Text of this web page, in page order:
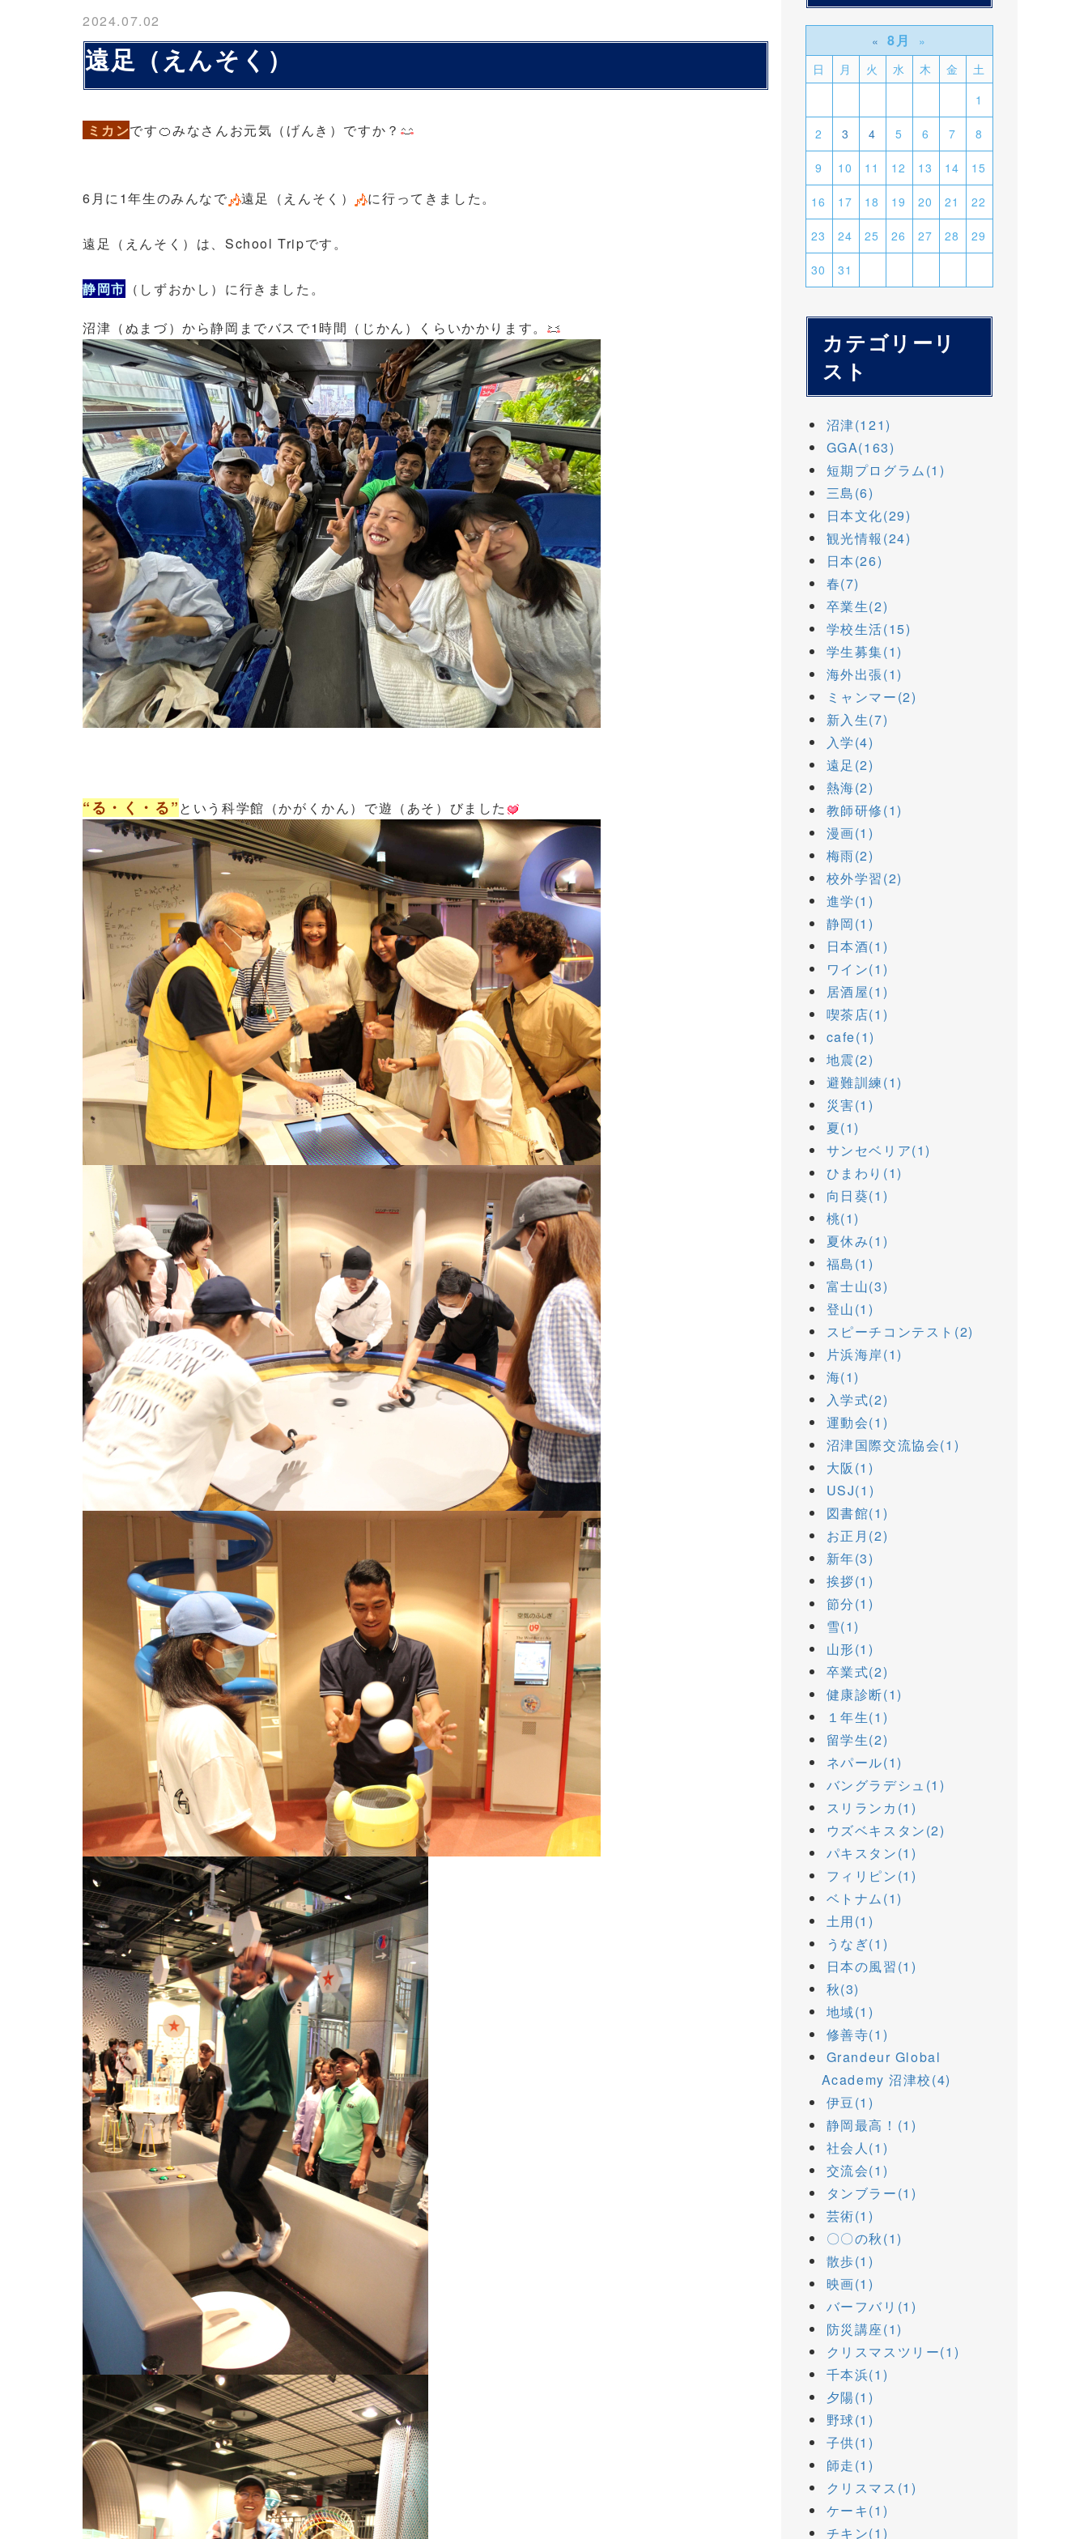
2024.07.02
遠足（えんそく）
ミカンです🍊みなさんお元気（げんき）ですか？
6月に1年生のみんなで 遠足（えんそく） に行ってきました。
遠足（えんそく）は、School Tripです。
静岡市 （しずおかし）に行きました。
沼津（ぬまづ）から静岡までバスで1時間（じかん）くらいかかります。
“る・く・る”という科学館（かがくかん）で遊（あそ）びました
« 8月
»
日
月 火 水 木 金
土
1
2 3 4 5 6 7 8
9 10 11 12 13 14 15
16 17 18 19 20 21 22
23 24 25 26 27 28 29
30 31
カテゴリーリ
スト
沼津(121)
GGA(163)
短期プログラム(1)
三島(6)
日本文化(29)
観光情報(24)
日本(26)
春(7)
卒業生(2)
学校生活(15)
学生募集(1)
海外出張(1)
ミャンマー(2)
新入生(7)
入学(4)
遠足(2)
熱海(2)
教師研修(1)
漫画(1)
梅雨(2)
校外学習(2)
進学(1)
静岡(1)
日本酒(1)
ワイン(1)
居酒屋(1)
喫茶店(1)
cafe(1)
地震(2)
避難訓練(1)
災害(1)
夏(1)
サンセベリア(1)
ひまわり(1)
向日葵(1)
桃(1)
夏休み(1)
福島(1)
富士山(3)
登山(1)
スピーチコンテスト(2)
片浜海岸(1)
海(1)
入学式(2)
運動会(1)
沼津国際交流協会(1)
大阪(1)
USJ(1)
図書館(1)
お正月(2)
新年(3)
挨拶(1)
節分(1)
雪(1)
山形(1)
卒業式(2)
健康診断(1)
１年生(1)
留学生(2)
ネパール(1)
バングラデシュ(1)
スリランカ(1)
ウズベキスタン(2)
パキスタン(1)
フィリピン(1)
ベトナム(1)
土用(1)
うなぎ(1)
日本の風習(1)
秋(3)
地域(1)
修善寺(1)
Grandeur Global
Academy 沼津校(4)
伊豆(1)
静岡最高！(1)
社会人(1)
交流会(1)
タンブラー(1)
芸術(1)
〇〇の秋(1)
散歩(1)
映画(1)
バーフバリ(1)
防災講座(1)
クリスマスツリー(1)
千本浜(1)
夕陽(1)
野球(1)
子供(1)
師走(1)
クリスマス(1)
ケーキ(1)
チキン(1)